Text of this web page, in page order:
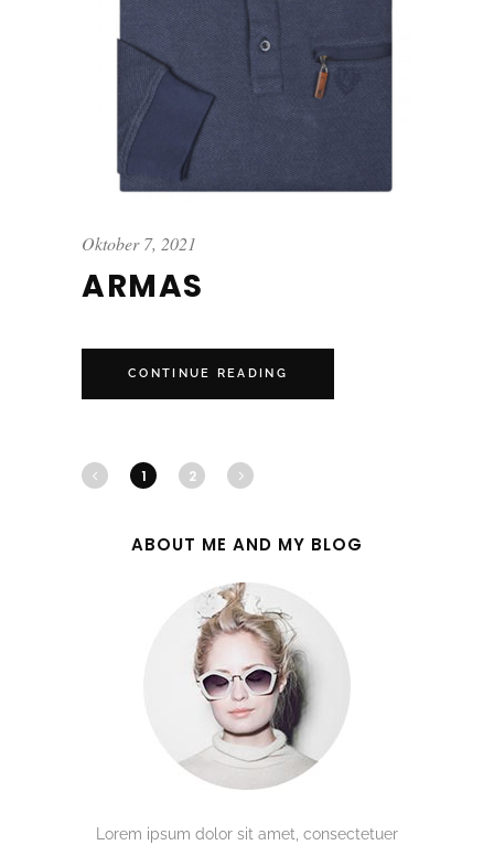
Oktober 7, 2021
ARMAS
CONTINUE READING
1 2
ABOUT ME AND MY BLOG
Lorem ipsum dolor sit amet, consectetuer